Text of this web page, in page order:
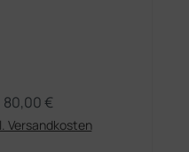
Regulärer Preis:
80,00 €
Versandkosten